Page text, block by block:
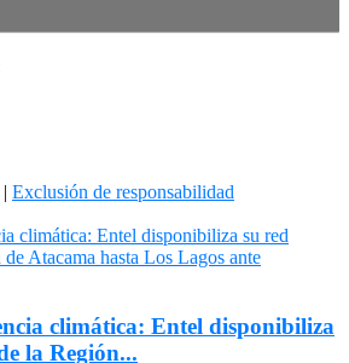
| Exclusión de responsabilidad
climática: Entel disponibiliza
la Región...